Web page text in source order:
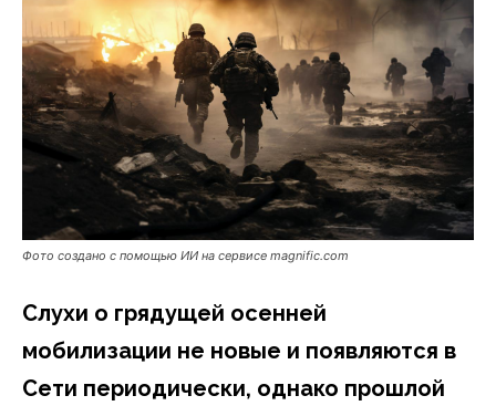
Фото создано с помощью ИИ на сервисе magnific.com
Слухи о грядущей осенней
мобилизации не новые и появляются в
Сети периодически, однако прошлой